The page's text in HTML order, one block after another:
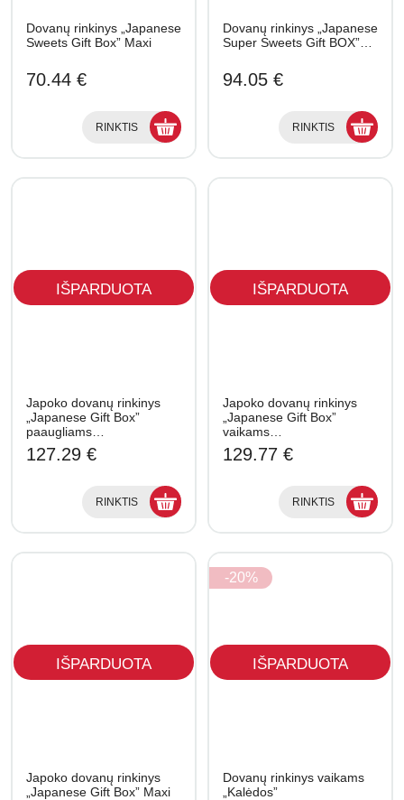
Dovanų rinkinys „Japanese
Sweets Gift Box” Maxi
70.44 €
RINKTIS
Dovanų rinkinys „Japanese
Super Sweets Gift BOX”…
94.05 €
RINKTIS
IŠPARDUOTA
Japoko dovanų rinkinys
„Japanese Gift Box”
paaugliams…
127.29 €
RINKTIS
IŠPARDUOTA
Japoko dovanų rinkinys
„Japanese Gift Box”
vaikams…
129.77 €
RINKTIS
IŠPARDUOTA
Japoko dovanų rinkinys
„Japanese Gift Box” Maxi
-20%
IŠPARDUOTA
Dovanų rinkinys vaikams
„Kalėdos”